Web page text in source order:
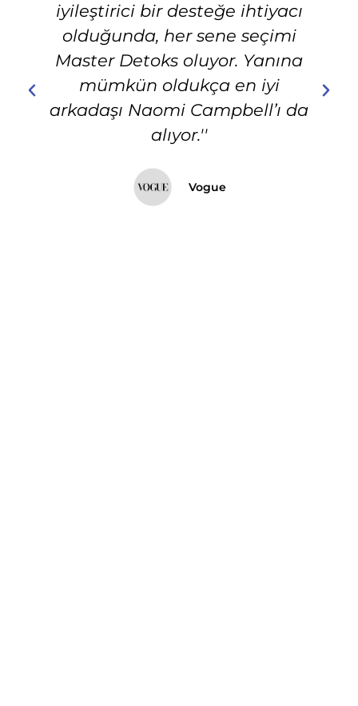
iyileştirici bir desteğe ihtiyacı
olduğunda, her sene seçimi
Master Detoks oluyor. Yanına
mümkün oldukça en iyi
arkadaşı Naomi Campbell’ı da
alıyor.''
Vogue